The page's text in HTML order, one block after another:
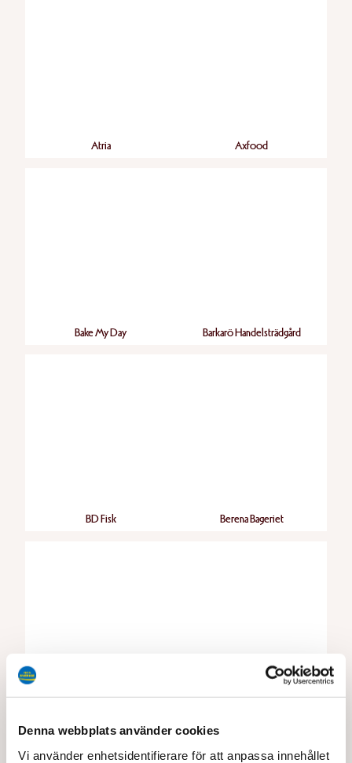
Denna webbplats använder cookies
Vi använder enhetsidentifierare för att anpassa innehållet
Atria Axfood
Bake My Day Barkarö Handels­trädgård
BD Fisk Berena Bageriet